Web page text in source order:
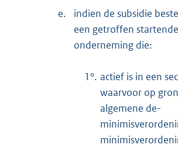
e.
indien de subsidie
een getroffen
onderneming die:
1°. actief is in een
waarvoor op
algemene de-